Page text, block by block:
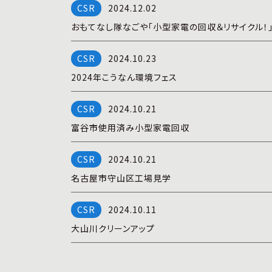
2024.12.02
おもてなし隊なごや「小型家電の回収＆リサイクル！
2024.10.23
2024年こうなん環境フェス
2024.10.21
富谷市使用済み小型家電回収
2024.10.21
名古屋市守山区工場見学
2024.10.11
大山川クリーンアップ